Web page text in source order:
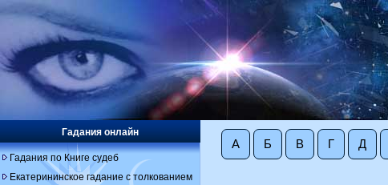
А Б В Г Д
Гадания онлайн
Гадания по Книге судеб
Екатерининское гадание с толкованием